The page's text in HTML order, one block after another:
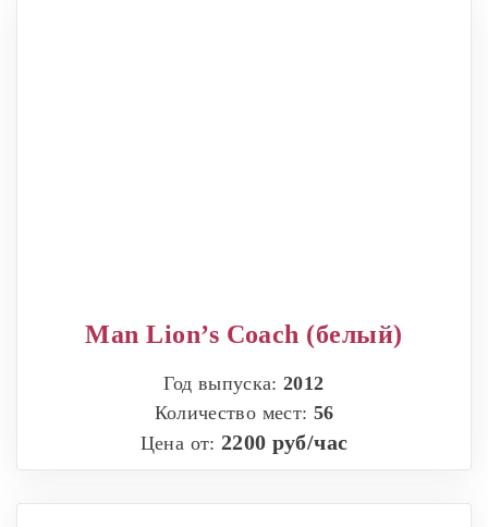
Man Lion’s Coach (белый)
Год выпуска:2012
Количество мест: 56
Цена от: 2200 руб/час